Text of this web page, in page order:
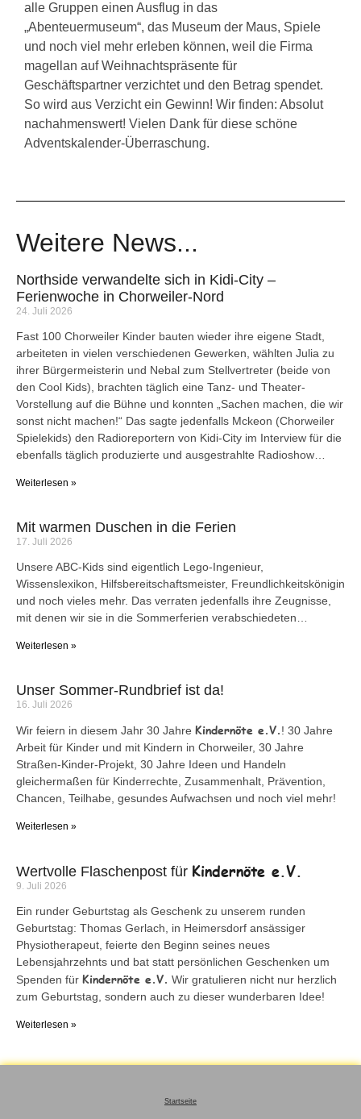
alle Gruppen einen Ausflug in das
„Abenteuermuseum“, das Museum der Maus, Spiele
und noch viel mehr erleben können, weil die Firma
magellan auf Weihnachtspräsente für
Geschäftspartner verzichtet und den Betrag spendet.
So wird aus Verzicht ein Gewinn! Wir finden: Absolut
nachahmenswert! Vielen Dank für diese schöne
Adventskalender-Überraschung.
Weitere News...
Northside verwandelte sich in Kidi-City –
Ferienwoche in Chorweiler-Nord
24. Juli 2026
Fast 100 Chorweiler Kinder bauten wieder ihre eigene Stadt,
arbeiteten in vielen verschiedenen Gewerken, wählten Julia zu
ihrer Bürgermeisterin und Nebal zum Stellvertreter (beide von
den Cool Kids), brachten täglich eine Tanz- und Theater-
Vorstellung auf die Bühne und konnten „Sachen machen, die wir
sonst nicht machen!“ Das sagte jedenfalls Mckeon (Chorweiler
Spielekids) den Radioreportern von Kidi-City im Interview für die
ebenfalls täglich produzierte und ausgestrahlte Radioshow…
Weiterlesen »
Mit warmen Duschen in die Ferien
17. Juli 2026
Unsere ABC-Kids sind eigentlich Lego-Ingenieur,
Wissenslexikon, Hilfsbereitschaftsmeister, Freundlichkeitskönigin
und noch vieles mehr. Das verraten jedenfalls ihre Zeugnisse,
mit denen wir sie in die Sommerferien verabschiedeten…
Weiterlesen »
Unser Sommer-Rundbrief ist da!
16. Juli 2026
Wir feiern in diesem Jahr 30 Jahre Kindernöte e.V.! 30 Jahre
Arbeit für Kinder und mit Kindern in Chorweiler, 30 Jahre
Straßen-Kinder-Projekt, 30 Jahre Ideen und Handeln
gleichermaßen für Kinderrechte, Zusammenhalt, Prävention,
Chancen, Teilhabe, gesundes Aufwachsen und noch viel mehr!
Weiterlesen »
Wertvolle Flaschenpost für Kindernöte e.V.
9. Juli 2026
Ein runder Geburtstag als Geschenk zu unserem runden
Geburtstag: Thomas Gerlach, in Heimersdorf ansässiger
Physiotherapeut, feierte den Beginn seines neues
Lebensjahrzehnts und bat statt persönlichen Geschenken um
Spenden für Kindernöte e.V. Wir gratulieren nicht nur herzlich
zum Geburtstag, sondern auch zu dieser wunderbaren Idee!
Weiterlesen »
Startseite